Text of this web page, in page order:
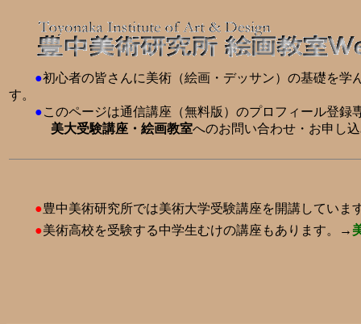
●初心者の皆さんに美術（絵画・デッサン）の基礎を
す。
●このページは通信講座（無料版）のプロフィール登録
美大受験講座・絵画教室へのお問い合わせ・お申し
●豊中美術研究所では美術大学受験講座を開講していま
●美術高校を受験する中学生むけの講座もあります。→